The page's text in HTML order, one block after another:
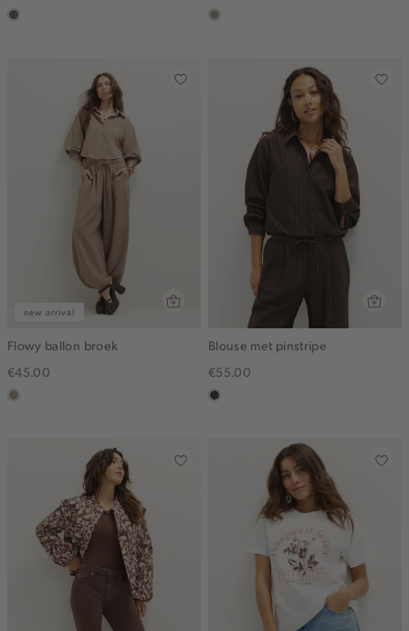
middenbruin
taupe,
new arrival
Flowy ballon broek
€45.00
taupe,
Blouse met pinstripe
€55.00
choco